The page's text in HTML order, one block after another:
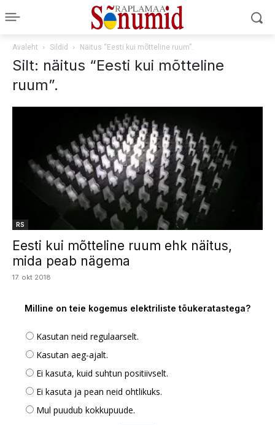
Avaleht Sildid Näitus “Eesti kui mõtteline ruum”.
Silt: näitus “Eesti kui mõtteline
ruum”.
RS
Eesti kui mõtteline ruum ehk näitus,
mida peab nägema
17. okt 2018
Milline on teie kogemus elektriliste tõukeratastega?
Kasutan neid regulaarselt.
Kasutan aeg-ajalt.
Ei kasuta, kuid suhtun positiivselt.
Ei kasuta ja pean neid ohtlikuks.
Mul puudub kokkupuude.